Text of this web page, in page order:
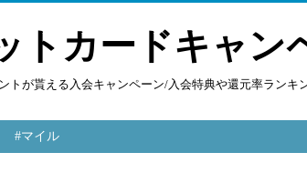
トカードキャン
が貰える入会キャンペーン/入会特典や還元率ランキ
#マイル